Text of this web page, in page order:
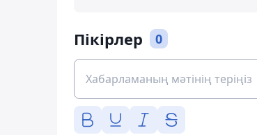
Пікірлер 0